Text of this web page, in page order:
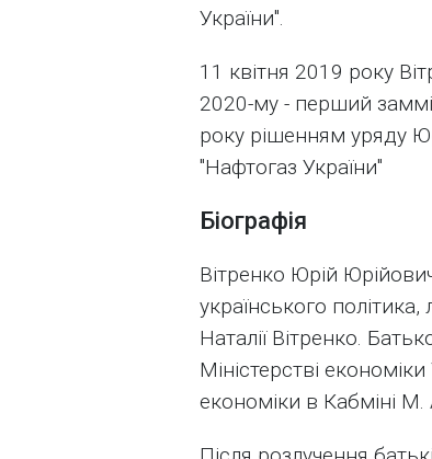
України".
11 квітня 2019 року
2020-му - перший
року рішенням уряду
"Нафтогаз України"
Біографія
Вітренко Юрій
українського політика,
Наталії Вітренко.
Міністерстві
економіки в Кабміні М.